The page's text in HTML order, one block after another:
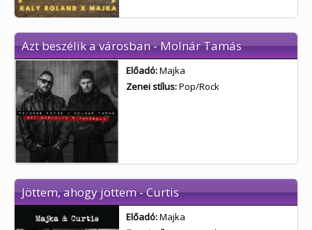
Azt beszélik a városban - Molnár Tamás
Előadó:Majka
Zenei stílus:Pop/Rock
Jöttem, ahogy jöttem - Curtis
Előadó:Majka